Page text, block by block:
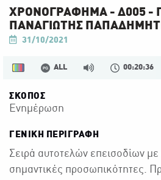
ΧΡΟΝΟΓΡΑΦΗΜΑ - Δ005 -
ΠΑΝΑΓΙΩΤΗΣ
31/10/2021
ALL 00:20:36
ΣΚΟΠΟΣ
Ενημέρωση
ΓΕΝΙΚΉ ΠΕΡΙΓΡΑΦΉ
Σειρά αυτοτελών επεισοδίων με
σημαντικές προσωπικότητες.